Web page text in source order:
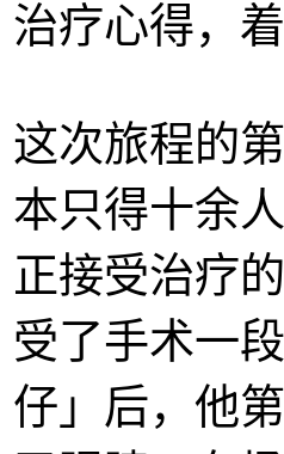
治疗心得，
这次旅程的
本只得十余
正接受治疗
受了手术一
仔」后，他